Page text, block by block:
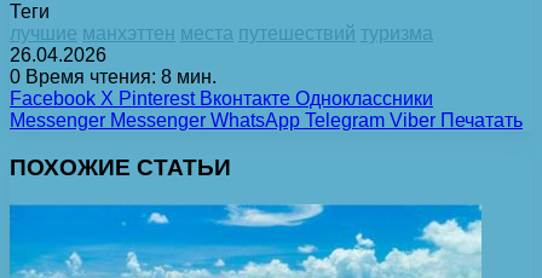
Теги
лучшие манхэттен места путешествий туризма
26.04.2026
0 Время чтения: 8 мин.
Facebook X Pinterest Вконтакте Одноклассники
Messenger Messenger WhatsApp Telegram Viber Печатать
ПОХОЖИЕ СТАТЬИ